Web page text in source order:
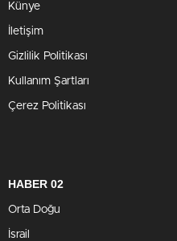
Künye
İletişim
Gizlilik Politikası
Kullanım Şartları
Çerez Politikası
HABER 02
Orta Doğu
İsrail